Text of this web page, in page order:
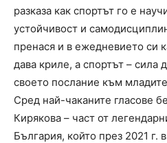
разказа как спортът го е
устойчивост и
пренася и в ежедневието си
дава криле, а спортът – сила
своето послание към
Сред най-чаканите гласове
Кирякова – част от
България, който през 2021 г.